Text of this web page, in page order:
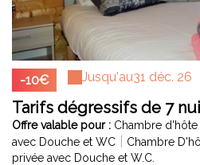
-10€ Jusqu'au31 déc. 26
Tarifs dégressifs de 7
Offre valable pour : Chambre d'hôte
avec Douche et WC
Chambre
privée avec Douche et W.C.